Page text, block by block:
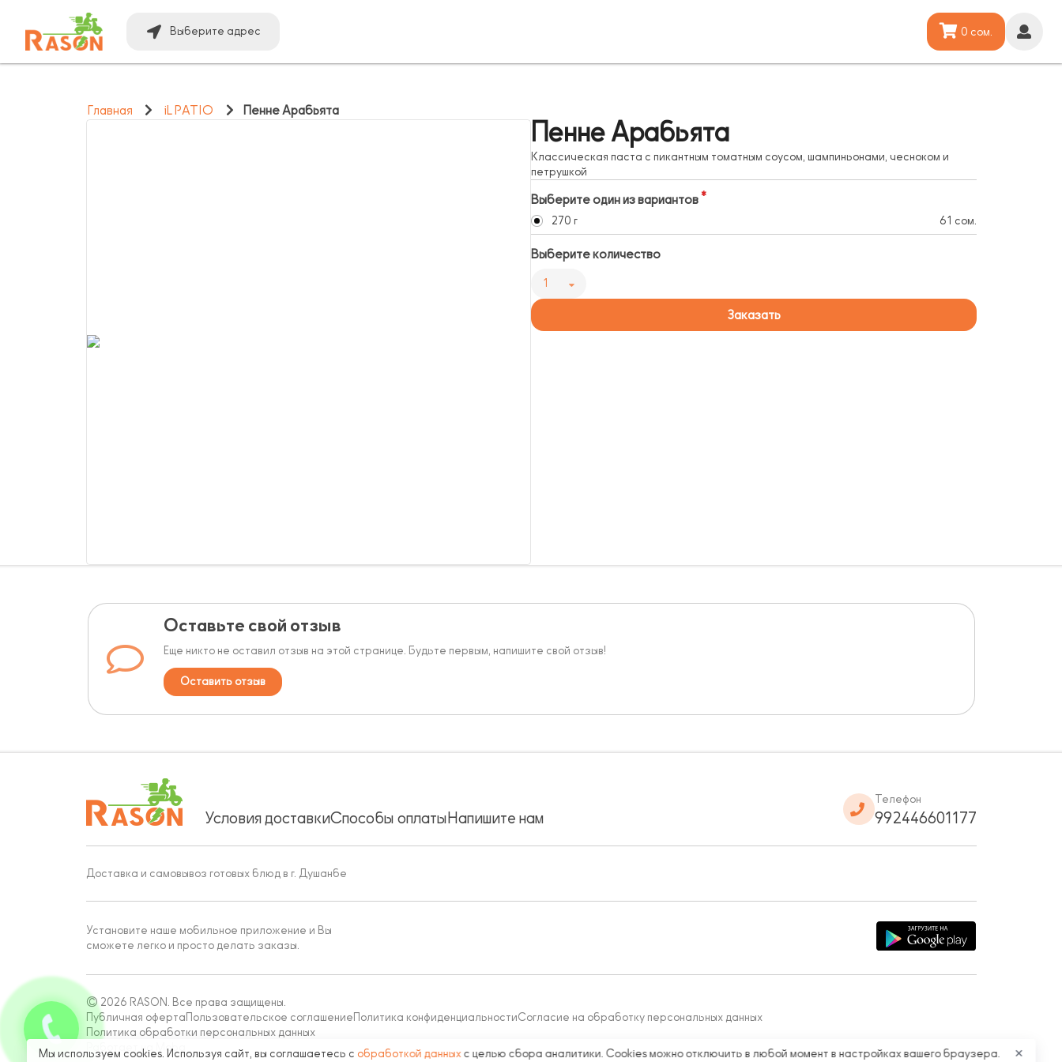
Выберите адрес 0 сом.
Главная iL PATIO Пенне Арабьята
Пенне Арабьята
Классическая паста с пикантным томатным соусом, шампиньонами, чесноком и
петрушкой
Выберите один из вариантов
270 г 61 сом.
Выберите количество
1
Заказать
Оставьте свой отзыв
Еще никто не оставил отзыв на этой странице. Будьте первым, напишите свой отзыв!
Оставить отзыв
Условия доставкиСпособы оплатыНапишите нам
Телефон
992446601177
Доставка и самовывоз готовых блюд в г. Душанбе
Установите наше мобильное приложение и Вы
сможете легко и просто делать заказы.
© 2026 RASON. Все права защищены.
Публичная оферта Пользовательское соглашение Политика конфиденциальностиСогласие на обработку персональных данных
Политика обработки персональных данных
Работает на Moba
Мы используем cookies. Используя сайт, вы соглашаетесь с обработкой данных с целью сбора аналитики. Cookies можно отключить в любой момент в настройках вашего браузера. ✕